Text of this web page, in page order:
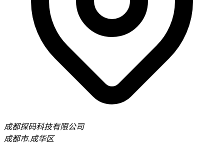
成都探码科技有限公司
成都市.成华区